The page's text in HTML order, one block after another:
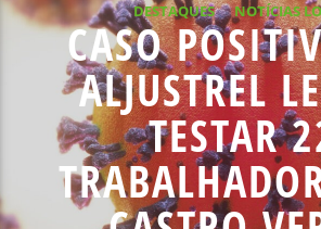
DESTAQUES NOTÍCIAS
CASO
ALJUSTREL
TESTAR